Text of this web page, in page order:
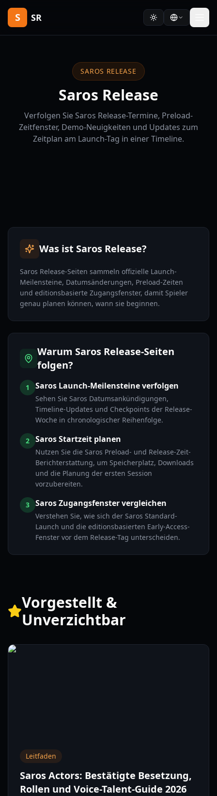
S SR
SAROS RELEASE
Saros Release
Verfolgen Sie Saros Release-Termine, Preload-
Zeitfenster, Demo-Neuigkeiten und Updates zum
Zeitplan am Launch-Tag in einer Timeline.
Was ist Saros Release?
Saros Release-Seiten sammeln offizielle Launch-
Meilensteine, Datumsänderungen, Preload-Zeiten
und editionsbasierte Zugangsfenster, damit Spieler
genau planen können, wann sie beginnen.
Warum Saros Release-Seiten
folgen?
1 Saros Launch-Meilensteine verfolgen
Sehen Sie Saros Datumsankündigungen,
Timeline-Updates und Checkpoints der Release-
Woche in chronologischer Reihenfolge.
2 Saros Startzeit planen
Nutzen Sie die Saros Preload- und Release-Zeit-
Berichterstattung, um Speicherplatz, Downloads
und die Planung der ersten Session
vorzubereiten.
3 Saros Zugangsfenster vergleichen
Verstehen Sie, wie sich der Saros Standard-
Launch und die editionsbasierten Early-Access-
Fenster vor dem Release-Tag unterscheiden.
Vorgestellt &
Unverzichtbar
Leitfaden
Saros Actors: Bestätigte Besetzung,
Rollen und Voice-Talent-Guide 2026